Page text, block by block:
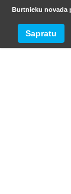
Burtnieku novada
Sapratu